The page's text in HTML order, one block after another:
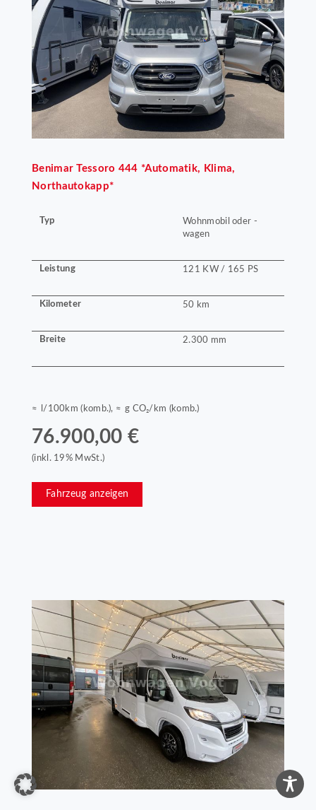
Benimar Tessoro 444 *Automatik, Klima,
Northautokapp*
Typ
Wohnmobil oder -
wagen
Leistung 121 KW / 165 PS
Kilometer 50 km
Breite 2.300 mm
≈ l/100km (komb.), ≈ g CO₂/km (komb.)
76.900,00 €
(inkl. 19% MwSt.)
Fahrzeug anzeigen